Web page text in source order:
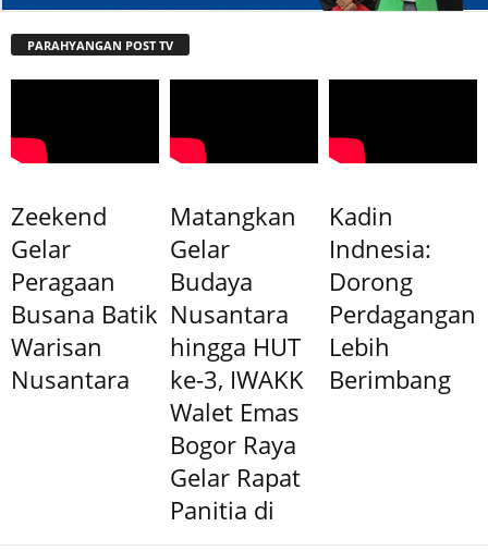
PARAHYANGAN POST TV
Zeekend
Gelar
Peragaan
Busana Batik
Warisan
Nusantara
Matangkan
Gelar
Budaya
Nusantara
hingga HUT
ke-3, IWAKK
Walet Emas
Bogor Raya
Gelar Rapat
Panitia di
Kadin
Indnesia:
Dorong
Perdagangan
Lebih
Berimbang